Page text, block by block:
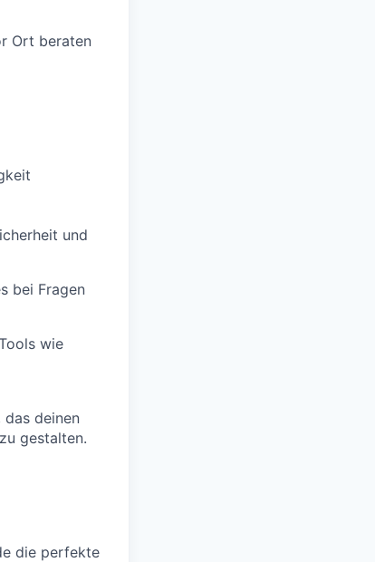
Ort beraten
und
bei Fragen
wie
deinen
gestalten.
die perfekte